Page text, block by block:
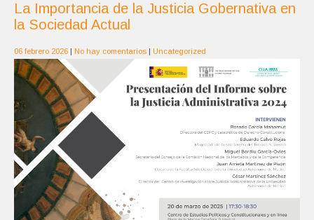
La Importancia de la Justicia Gobernativa en
la Sociedad Actual
06 febrero 2026 | No hay comentarios | Uncategorized